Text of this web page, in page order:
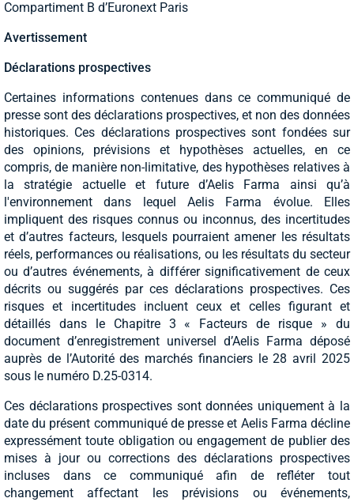
Compartiment B d’Euronext Paris
Avertissement
Déclarations prospectives
Certaines informations contenues dans ce communiqué de
presse sont des déclarations prospectives, et non des données
historiques. Ces déclarations prospectives sont fondées sur
des opinions, prévisions et hypothèses actuelles, en ce
compris, de manière non-limitative, des hypothèses relatives à
la stratégie actuelle et future d’Aelis Farma ainsi qu’à
l'environnement dans lequel Aelis Farma évolue. Elles
impliquent des risques connus ou inconnus, des incertitudes
et d’autres facteurs, lesquels pourraient amener les résultats
réels, performances ou réalisations, ou les résultats du secteur
ou d’autres événements, à différer significativement de ceux
décrits ou suggérés par ces déclarations prospectives. Ces
risques et incertitudes incluent ceux et celles figurant et
détaillés dans le Chapitre 3 « Facteurs de risque » du
document d’enregistrement universel d’Aelis Farma déposé
auprès de l’Autorité des marchés financiers le 28 avril 2025
sous le numéro D.25-0314.
Ces déclarations prospectives sont données uniquement à la
date du présent communiqué de presse et Aelis Farma décline
expressément toute obligation ou engagement de publier des
mises à jour ou corrections des déclarations prospectives
incluses dans ce communiqué afin de refléter tout
changement affectant les prévisions ou événements,